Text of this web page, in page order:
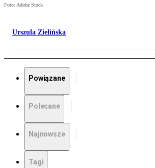
Foto: Adobe Stock
Urszula Zielińska
Powiązane
Polecane
Najnowsze
Tagi